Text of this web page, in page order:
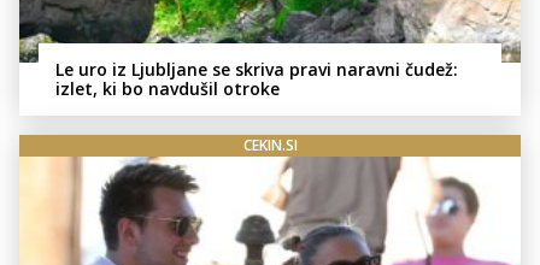
Le uro iz Ljubljane se skriva pravi naravni čudež:
izlet, ki bo navdušil otroke
CEKIN.SI